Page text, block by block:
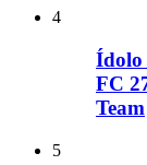
4
Ídolo
FC
Team
5